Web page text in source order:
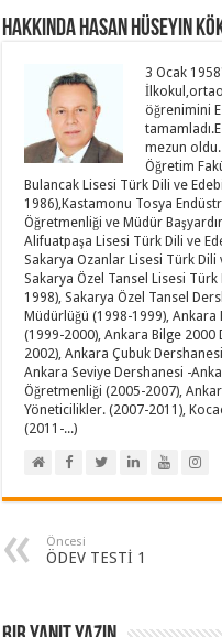
Hakkında Hasan Hüseyin
3 Ocak
öğrenimini
mezun
Öğretim
Bulancak Lisesi Türk Dili ve
1986),Kastamonu Tosya
Öğretmenliği ve Müdür
Alifuatpaşa Lisesi Türk Dili ve
Sakarya Ozanlar Lisesi Türk Dili
Sakarya Özel Tansel Lisesi
1998), Sakarya Özel Tansel
Müdürlüğü (1998-1999),
(1999-2000), Ankara Bilge
2002), Ankara Çubuk
Ankara Seviye Dershanesi -
Öğretmenliği (2005-2007),
Yöneticilikler. (2007-2011),
(2011-...)
Öncesi
ÖDEV TESTİ 1